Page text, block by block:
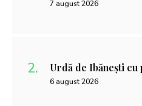
7 august 2026
Urdă de Ibănești
6 august 2026